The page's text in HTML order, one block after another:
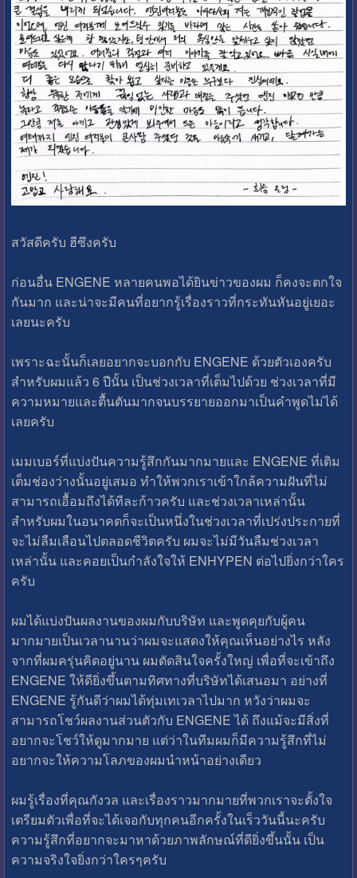
สวัสดีครับ ฮีซึงครับ
ก่อนอื่น ENGENE หลายคนพอได้ยินข่าวของผม ก็คงจะตกใจ
กันมาก และน่าจะมีคนที่อยากรู้เรื่องราวที่กระทันหันอยู่เยอะ
เลยนะครับ
เพราะฉะนั้นก็เลยอยากจะบอกกับ ENGENE ด้วยตัวเองครับ
สำหรับผมแล้ว 6 ปีนั้น เป็นช่วงเวลาที่เต็มไปด้วย ช่วงเวลาที่มี
ความหมายและตื้นตันมากจนบรรยายออกมาเป็นคำพูดไม่ได้
เลยครับ
เมมเบอร์ที่แบ่งปันความรู้สึกกันมากมายและ ENGENE ที่เติม
เต็มช่องว่างนั้นอยู่เสมอ ทำให้พวกเราเข้าใกล้ความฝันที่ไม่
สามารถเอื้อมถึงได้ทีละก้าวครับ และช่วงเวลาเหล่านั้น
สำหรับผมในอนาคตก็จะเป็นหนึ่งในช่วงเวลาที่เปร่งประกายที่
จะไม่ลืมเลือนไปตลอดชีวิตครับ ผมจะไม่มีวันลืมช่วงเวลา
เหล่านั้น และคอยเป็นกำลังใจให้ ENHYPEN ต่อไปยิ่งกว่าใคร
ครับ
ผมได้แบ่งปันผลงานของผมกับบริษัท และพูดคุยกับผู้คน
มากมายเป็นเวลานานว่าผมจะแสดงให้คุณเห็นอย่างไร หลัง
จากที่ผมครุ่นคิดอยู่นาน ผมตัดสินใจครั้งใหญ่ เพื่อที่จะเข้าถึง
ENGENE ให้ดียิ่งขึ้นตามทิศทางที่บริษัทได้เสนอมา อย่างที่
ENGENE รู้กันดีว่าผมได้ทุ่มเทเวลาไปมาก หวังว่าผมจะ
สามารถโชว์ผลงานส่วนตัวกับ ENGENE ได้ ถึงแม้จะมีสิ่งที่
อยากจะโชว์ให้ดูมากมาย แต่ว่าในทีมผมก็มีความรู้สึกที่ไม่
อยากจะให้ความโลภของผมนำหน้าอย่างเดียว
ผมรู้เรื่องที่คุณกังวล และเรื่องราวมากมายที่พวกเราจะตั้งใจ
เตรียมตัวเพื่อที่จะได้เจอกับทุกคนอีกครั้งในเร็ววันนี้นะครับ
ความรู้สึกที่อยากจะมาหาด้วยภาพลักษณ์ที่ดียิ่งขึ้นนั้น เป็น
ความจริงใจยิ่งกว่าใครๆครับ